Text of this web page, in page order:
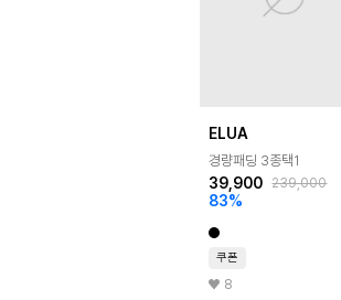
ELUA
경량패딩 3종택1
39,900 239,000
83%
쿠폰
8